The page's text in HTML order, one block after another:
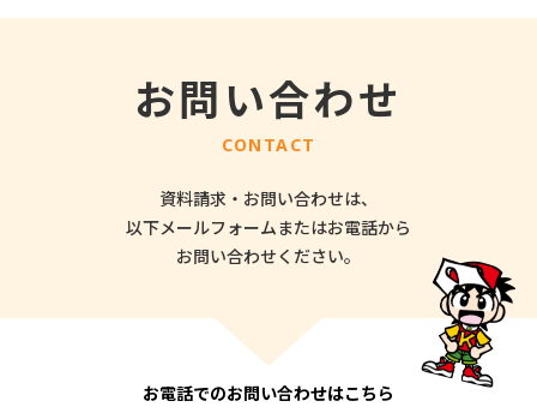
お問い合わせ
CONTACT
資料請求・お問い合わせは、
以下メールフォームまたはお電話から
お問い合わせください。
お電話でのお問い合わせはこちら